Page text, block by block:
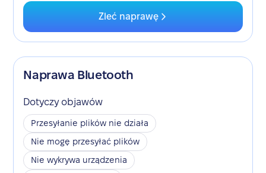
Zleć naprawę
Naprawa Bluetooth
Dotyczy objawów
Przesyłanie plików nie działa
Nie mogę przesyłać plików
Nie wykrywa urządzenia